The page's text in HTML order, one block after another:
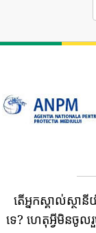
តើអ្នកស្គាល់ស្ថ
ទេ? ហេតុអ្វីមិនចូល